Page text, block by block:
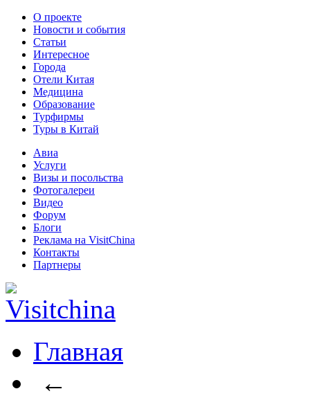
О проекте
Новости и события
Статьи
Интересное
Города
Отели Китая
Медицина
Образование
Турфирмы
Туры в Китай
Авиа
Услуги
Визы и посольства
Фотогалереи
Видео
Форум
Блоги
Реклама на VisitChina
Контакты
Партнеры
Главная
←